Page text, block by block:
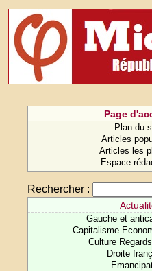
Page
Plan du
Articles
Articles les
Espace
Rechercher :
Gauche et
Capitalisme
Culture
Droite